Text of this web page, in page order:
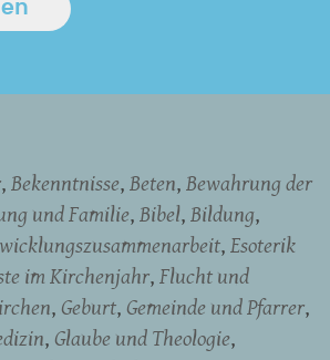
Bekenntnisse Beten Bewahrung der
und Familie Bibel Bildung
Esoterik
im Kirchenjahr Flucht und
Geburt Gemeinde und Pfarrer
Glaube und Theologie